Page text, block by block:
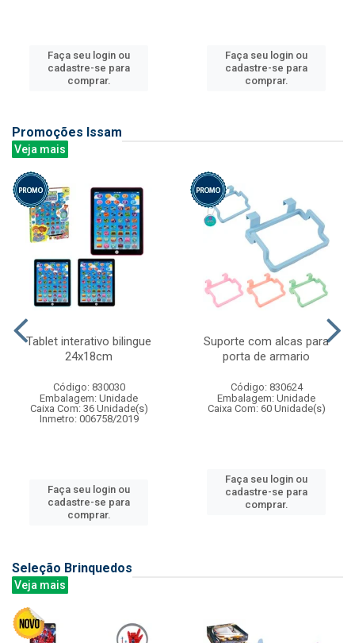
Faça seu login ou
cadastre-se para
comprar.
Faça seu login ou
cadastre-se para
comprar.
Promoções Issam
Veja mais
Tablet interativo bilingue
24x18cm
Código: 830030
Embalagem: Unidade
Caixa Com: 36 Unidade(s)
Inmetro: 006758/2019
Faça seu login ou
cadastre-se para
comprar.
Suporte com alcas para
porta de armario
Código: 830624
Embalagem: Unidade
Caixa Com: 60 Unidade(s)
Faça seu login ou
cadastre-se para
comprar.
Seleção Brinquedos
Veja mais